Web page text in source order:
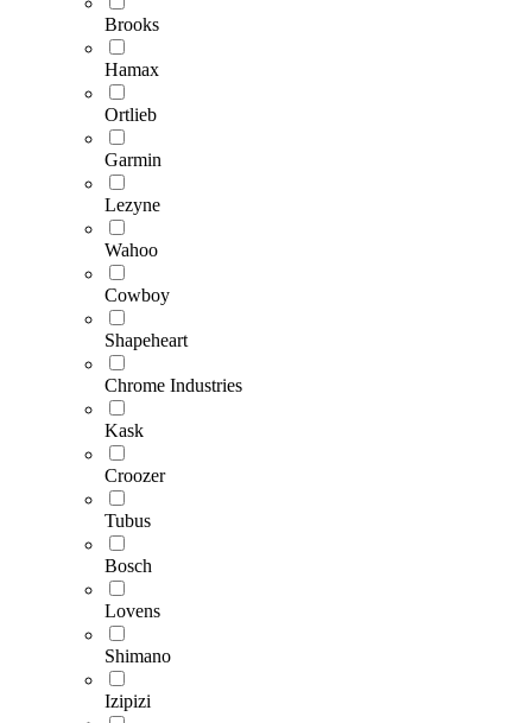
Brooks
Hamax
Ortlieb
Garmin
Lezyne
Wahoo
Cowboy
Shapeheart
Chrome Industries
Kask
Croozer
Tubus
Bosch
Lovens
Shimano
Izipizi